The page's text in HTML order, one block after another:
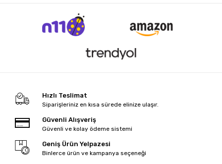
Hızlı Teslimat
Siparişleriniz en kısa sürede elinize ulaşır.
Güvenli Alışveriş
Güvenli ve kolay ödeme sistemi
Geniş Ürün Yelpazesi
Binlerce ürün ve kampanya seçeneği